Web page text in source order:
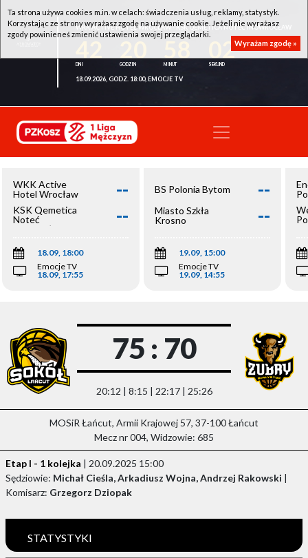
WKK ACTIVE HOTEL WROCŁAW - KSK QEMETICA NOTEĆ INOWROCŁAW
02
18.09.2026, GODZ. 18:00, EMOCJE TV
WKK Active
Hotel Wrocław
--
KSK Qemetica
Noteć
Inowrocław
--
18.09, 18:00
Emocje TV
18.09, 17:55
BS Polonia Bytom --
Miasto Szkła
Krosno
--
19.09, 15:00
Emocje TV
19.09, 14:55
75 : 70
20:12 | 8:15 | 22:17 | 25:26
MOSiR Łańcut, Armii Krajowej 57, 37-100 Łańcut
Mecz nr 004, Widzowie: 685
Etap I - 1 kolejka | 20.09.2025 15:00
Sędziowie: Michał Cieśla, Arkadiusz Wojna, Andrzej Rakowski |
Komisarz: Grzegorz Dziopak
STATYSTYKI
Ta strona używa cookies m.in. w celach: świadczenia usług, reklamy, statystyk.
Korzystając ze strony wyrażasz zgodę na używanie cookie. Jeżeli nie wyrażasz
zgody powinieneś zmienić ustawienia swojej przeglądarki.
Wyrażam zgodę »